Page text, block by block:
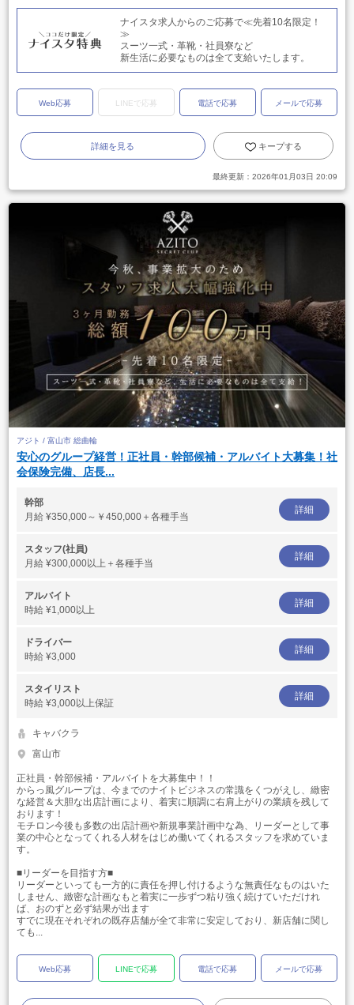
ナイスタ求人からのご応募で≪先着10名限定！
≫
スーツ一式・革靴・社員寮など
新生活に必要なものは全て支給いたします。
Web応募 LINEで応募 電話で応募 メールで応募
詳細を見る キープする
最終更新： 2026年01月03日 20:09
アジト / 富山市 総曲輪
安心のグループ経営！正社員・幹部候補・アルバイト大募集！社
会保険完備、店長...
幹部
月給 ¥350,000～￥450,000＋各種手当
詳細
スタッフ(社員)
月給 ¥300,000以上＋各種手当
詳細
アルバイト
時給 ¥1,000以上
詳細
ドライバー
時給 ¥3,000
詳細
スタイリスト
時給 ¥3,000以上保証
詳細
キャバクラ
富山市
正社員・幹部候補・アルバイトを大募集中！！
からっ風グループは、今までのナイトビジネスの常識をくつがえし、緻密
な経営＆大胆な出店計画により、着実に順調に右肩上がりの業績を残して
おります！
モチロン今後も多数の出店計画や新規事業計画中な為、リーダーとして事
業の中心となってくれる人材をはじめ働いてくれるスタッフを求めていま
す。
■リーダーを目指す方■
リーダーといっても一方的に責任を押し付けるような無責任なものはいた
しません、緻密な計画なもと着実に一歩ずつ粘り強く続けていただけれ
ば、おのずと必ず結果が出ます
すでに現在それぞれの既存店舗が全て非常に安定しており、新店舗に関し
ても...
Web応募 LINEで応募 電話で応募 メールで応募